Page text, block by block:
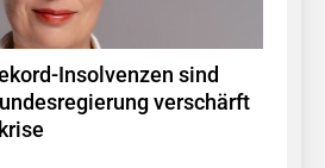
Insolvenzen sind
verschärft